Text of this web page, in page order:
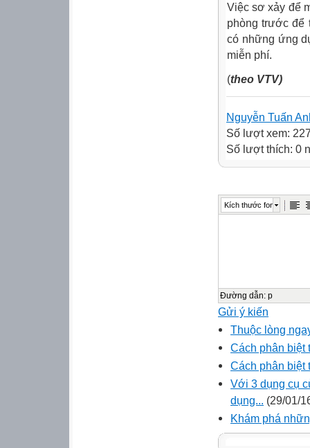
Việc sơ xảy để
phòng trước để
có những ứng
miễn phí.
(theo VTV)
Nguyễn Tuấn
Số lượt xem:
Số lượt thích: 0
Kích thước font
Đường dẫn: p
Gửi ý kiến
Thuộc lòng
Cách phân biệt
Cách phân biệt
Với 3 dụng cụ
dụng...
(29/01/
Khám phá